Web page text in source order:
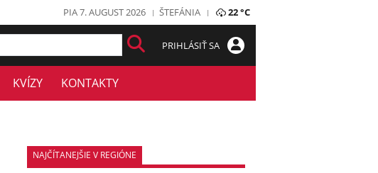
PIA 7. AUGUST 2026 ŠTEFÁNIA 22 °C
PRIHLÁSIŤ SA
KVÍZY KONTAKTY
NAJČÍTANEJŠIE V REGIÓNE